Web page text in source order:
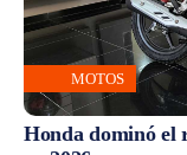
MOTOS
Honda dominó el